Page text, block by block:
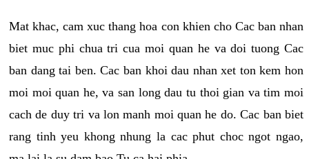
Mat khac, cam xuc thang hoa con khien cho Cac ban nhan
biet muc phi chua tri cua moi quan he va doi tuong Cac
ban dang tai ben. Cac ban khoi dau nhan xet ton kem hon
moi moi quan he, va san long dau tu thoi gian va tim moi
cach de duy tri va lon manh moi quan he do. Cac ban biet
rang tinh yeu khong nhung la cac phut choc ngot ngao,